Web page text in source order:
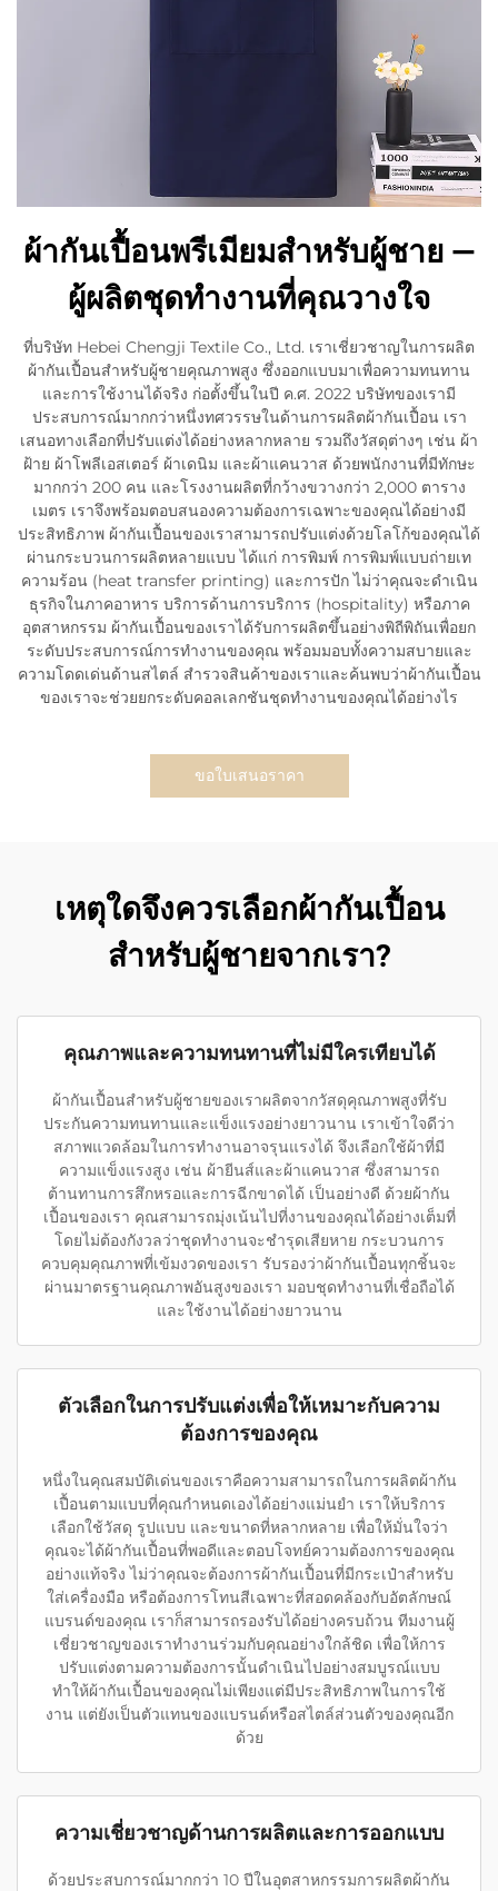
ผ้ากันเปื้อนพรีเมียมสำหรับผู้ชาย —
ผู้ผลิตชุดทำงานที่คุณวางใจ
ที่บริษัท Hebei Chengji Textile Co., Ltd. เราเชี่ยวชาญในการผลิต
ผ้ากันเปื้อนสำหรับผู้ชายคุณภาพสูง ซึ่งออกแบบมาเพื่อความทนทาน
และการใช้งานได้จริง ก่อตั้งขึ้นในปี ค.ศ. 2022 บริษัทของเรามี
ประสบการณ์มากกว่าหนึ่งทศวรรษในด้านการผลิตผ้ากันเปื้อน เรา
เสนอทางเลือกที่ปรับแต่งได้อย่างหลากหลาย รวมถึงวัสดุต่างๆ เช่น ผ้า
ฝ้าย ผ้าโพลีเอสเตอร์ ผ้าเดนิม และผ้าแคนวาส ด้วยพนักงานที่มีทักษะ
มากกว่า 200 คน และโรงงานผลิตที่กว้างขวางกว่า 2,000 ตาราง
เมตร เราจึงพร้อมตอบสนองความต้องการเฉพาะของคุณได้อย่างมี
ประสิทธิภาพ ผ้ากันเปื้อนของเราสามารถปรับแต่งด้วยโลโก้ของคุณได้
ผ่านกระบวนการผลิตหลายแบบ ได้แก่ การพิมพ์ การพิมพ์แบบถ่ายเท
ความร้อน (heat transfer printing) และการปัก ไม่ว่าคุณจะดำเนิน
ธุรกิจในภาคอาหาร บริการด้านการบริการ (hospitality) หรือภาค
อุตสาหกรรม ผ้ากันเปื้อนของเราได้รับการผลิตขึ้นอย่างพิถีพิถันเพื่อยก
ระดับประสบการณ์การทำงานของคุณ พร้อมมอบทั้งความสบายและ
ความโดดเด่นด้านสไตล์ สำรวจสินค้าของเราและค้นพบว่าผ้ากันเปื้อน
ของเราจะช่วยยกระดับคอลเลกชันชุดทำงานของคุณได้อย่างไร
ขอใบเสนอราคา
เหตุใดจึงควรเลือกผ้ากันเปื้อน
สำหรับผู้ชายจากเรา?
คุณภาพและความทนทานที่ไม่มีใครเทียบได้
ผ้ากันเปื้อนสำหรับผู้ชายของเราผลิตจากวัสดุคุณภาพสูงที่รับ
ประกันความทนทานและแข็งแรงอย่างยาวนาน เราเข้าใจดีว่า
สภาพแวดล้อมในการทำงานอาจรุนแรงได้ จึงเลือกใช้ผ้าที่มี
ความแข็งแรงสูง เช่น ผ้ายีนส์และผ้าแคนวาส ซึ่งสามารถ
ต้านทานการสึกหรอและการฉีกขาดได้ เป็นอย่างดี ด้วยผ้ากัน
เปื้อนของเรา คุณสามารถมุ่งเน้นไปที่งานของคุณได้อย่างเต็มที่
โดยไม่ต้องกังวลว่าชุดทำงานจะชำรุดเสียหาย กระบวนการ
ควบคุมคุณภาพที่เข้มงวดของเรา รับรองว่าผ้ากันเปื้อนทุกชิ้นจะ
ผ่านมาตรฐานคุณภาพอันสูงของเรา มอบชุดทำงานที่เชื่อถือได้
และใช้งานได้อย่างยาวนาน
ตัวเลือกในการปรับแต่งเพื่อให้เหมาะกับความ
ต้องการของคุณ
หนึ่งในคุณสมบัติเด่นของเราคือความสามารถในการผลิตผ้ากัน
เปื้อนตามแบบที่คุณกำหนดเองได้อย่างแม่นยำ เราให้บริการ
เลือกใช้วัสดุ รูปแบบ และขนาดที่หลากหลาย เพื่อให้มั่นใจว่า
คุณจะได้ผ้ากันเปื้อนที่พอดีและตอบโจทย์ความต้องการของคุณ
อย่างแท้จริง ไม่ว่าคุณจะต้องการผ้ากันเปื้อนที่มีกระเป๋าสำหรับ
ใส่เครื่องมือ หรือต้องการโทนสีเฉพาะที่สอดคล้องกับอัตลักษณ์
แบรนด์ของคุณ เราก็สามารถรองรับได้อย่างครบถ้วน ทีมงานผู้
เชี่ยวชาญของเราทำงานร่วมกับคุณอย่างใกล้ชิด เพื่อให้การ
ปรับแต่งตามความต้องการนั้นดำเนินไปอย่างสมบูรณ์แบบ
ทำให้ผ้ากันเปื้อนของคุณไม่เพียงแต่มีประสิทธิภาพในการใช้
งาน แต่ยังเป็นตัวแทนของแบรนด์หรือสไตล์ส่วนตัวของคุณอีก
ด้วย
ความเชี่ยวชาญด้านการผลิตและการออกแบบ
ด้วยประสบการณ์มากกว่า 10 ปีในอุตสาหกรรมการผลิตผ้ากัน